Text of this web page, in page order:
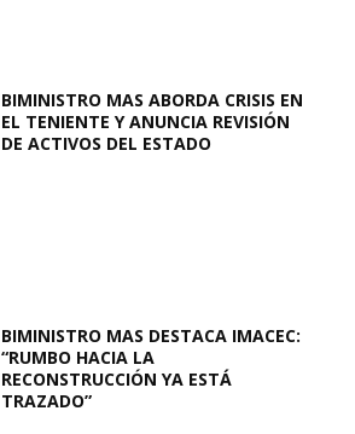
BIMINISTRO MAS ABORDA CRISIS EN
EL TENIENTE Y ANUNCIA REVISIÓN
DE ACTIVOS DEL ESTADO
BIMINISTRO MAS DESTACA IMACEC:
“RUMBO HACIA LA
RECONSTRUCCIÓN YA ESTÁ
TRAZADO”